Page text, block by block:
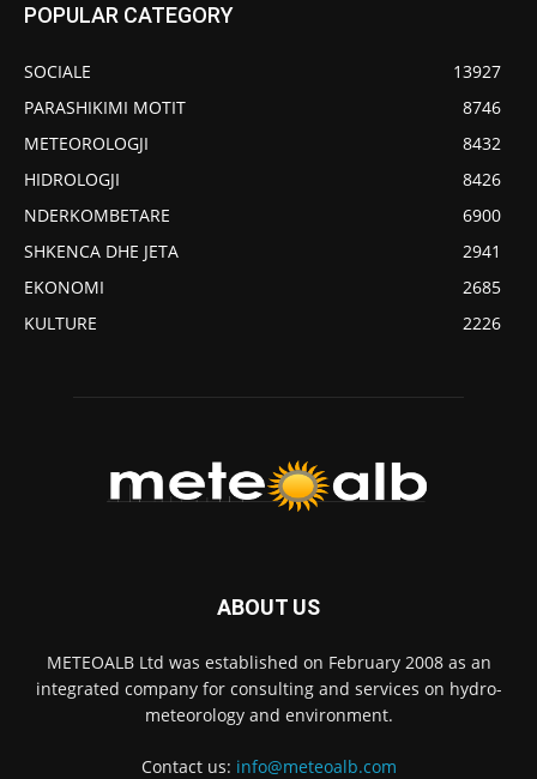
POPULAR CATEGORY
SOCIALE
13927
PARASHIKIMI MOTIT
8746
METEOROLOGJI
8432
HIDROLOGJI
8426
NDERKOMBETARE
6900
SHKENCA DHE JETA
2941
EKONOMI
2685
KULTURE
2226
ABOUT US
METEOALB Ltd was established on February 2008 as an
integrated company for consulting and services on hydro-
meteorology and environment.
Contact us: info@meteoalb.com